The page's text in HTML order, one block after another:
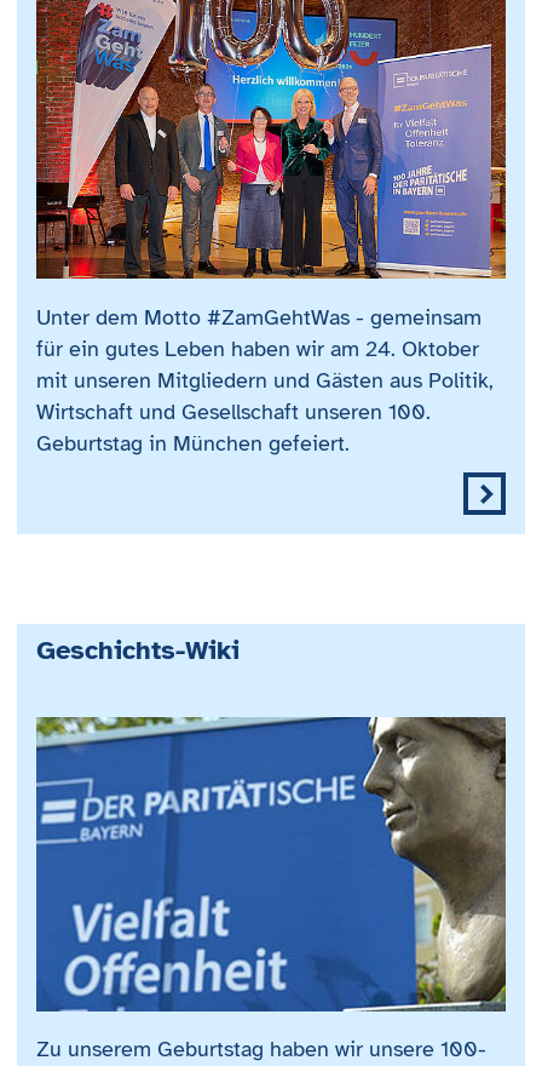
Unter dem Motto #ZamGehtWas - gemeinsam
für ein gutes Leben haben wir am 24. Oktober
mit unseren Mitgliedern und Gästen aus Politik,
Wirtschaft und Gesellschaft unseren 100.
Geburtstag in München gefeiert.
Geschichts-Wiki
Zu unserem Geburtstag haben wir unsere 100-